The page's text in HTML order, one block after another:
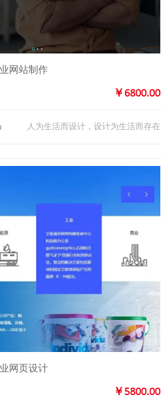
预览
网站制作
￥6800.00
人为生活而设计，设计为生活而存在
预览
网页设计
￥5800.00